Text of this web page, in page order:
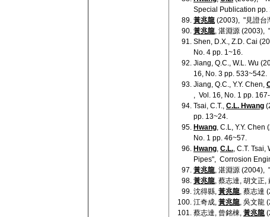
Special Publication pp.
黃兆龍 (2003), "見證台
黃兆龍, 湛淵源 (2003),
Shen, D.X., Z.D. Cai
No. 4 pp. 1~16.
Jiang, Q.C., W.L. Wu
16, No. 3 pp. 533~542.
Jiang, Q.C., Y.Y. Chen,
, Vol. 16, No. 1 pp.
Tsai, C.T., C.L. Hwang
pp. 13~24.
Hwang, C.L, Y.Y.
No. 1 pp. 46~57.
Hwang, C.L., C.T.
Pipes", Corrosion
黃兆龍, 湛淵源 (2004),
黃兆龍, 蔡志達, 胡文正
沈得縣, 黃兆龍, 蔡志達
江奇成, 黃兆龍, 吳文龍
蔡志達, 曾銘棟, 黃兆龍